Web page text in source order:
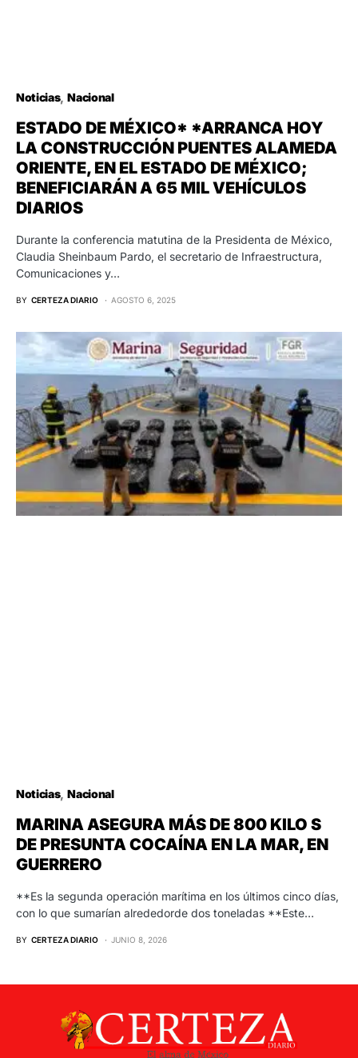
Noticias Nacional
ESTADO DE MÉXICO* *ARRANCA HOY
LA CONSTRUCCIÓN PUENTES ALAMEDA
ORIENTE, EN EL ESTADO DE MÉXICO;
BENEFICIARÁN A 65 MIL VEHÍCULOS
DIARIOS
Durante la conferencia matutina de la Presidenta de México,
Claudia Sheinbaum Pardo, el secretario de Infraestructura,
Comunicaciones y…
BY CERTEZA DIARIO AGOSTO 6, 2025
Noticias Nacional
MARINA ASEGURA MÁS DE 800 KILO S
DE PRESUNTA COCAÍNA EN LA MAR, EN
GUERRERO
**Es la segunda operación marítima en los últimos cinco días,
con lo que sumarían alrededorde dos toneladas **Este…
BY CERTEZA DIARIO JUNIO 8, 2026